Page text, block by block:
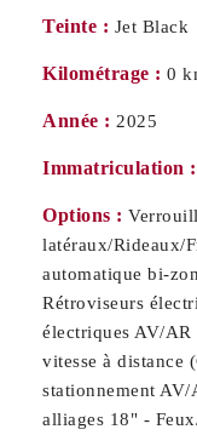
Teinte : Jet Black
Kilométrage : 0
Année : 2025
Immatriculation :
Options :
latéraux/Rideaux/
automatique bi-
Rétroviseurs
électriques AV/AR
vitesse à distance
stationnement
alliages 18" -